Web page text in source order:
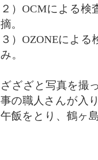
２）OCMによる検
摘。
３）OZONEによ
み。
ざざざと写真を撮
事の職人さんが入
午飯をとり、鶴ヶ